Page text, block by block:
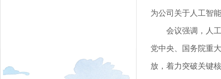
为公司关于人工智
会议强调，人
党中央、国务院重
放，着力突破关键